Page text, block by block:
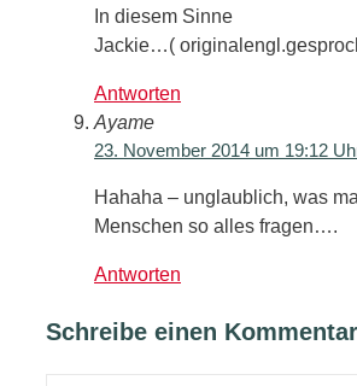
In diesem Sinne
Jackie…(
Antworten
Ayame
23. November 2014 um 19:12
Hahaha – unglaublich, was
Menschen so alles fragen….
Antworten
Schreibe einen Kommentar